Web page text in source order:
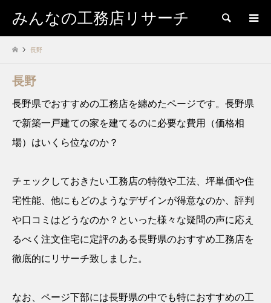
みんなの工務店リサーチ 検索
長野
長野
長野県でおすすめの工務店を纏めたページです。長野県
で新築一戸建ての家を建てるのに必要な費用（価格相
場）はいくら位なのか？
チェックしておきたい工務店の特徴や工法、坪単価や住
宅性能、他にもどのようなデザインが得意なのか、評判
や口コミはどうなのか？といった様々な疑問の声に応え
るべく注文住宅に定評のある長野県のおすすめ工務店を
徹底的にリサーチ致しました。
なお、ページ下部には長野県の中でも特におすすめの工